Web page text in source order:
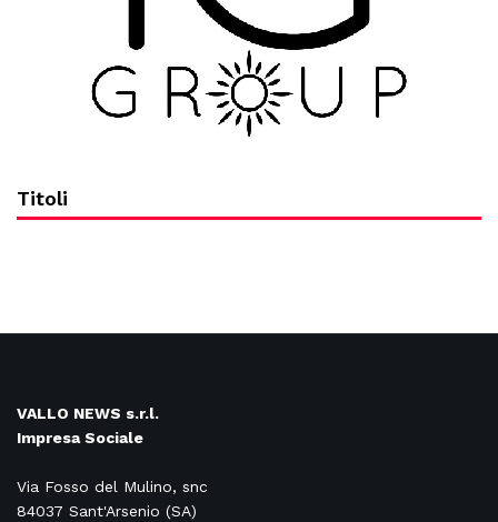
Titoli
VALLO NEWS s.r.l.
Impresa Sociale
Via Fosso del Mulino, snc
84037 Sant'Arsenio (SA)